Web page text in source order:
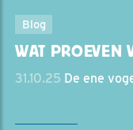
Blog
WAT PROEVEN
31.10.25 De ene